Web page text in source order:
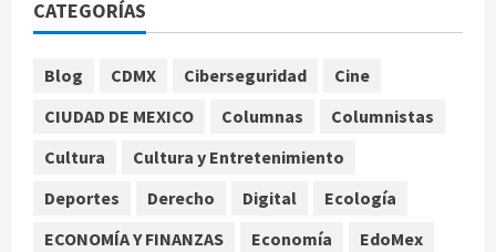
Detienen a ‘El Pony’ con fusil M4,
drogas y arsenal en carretera de
agosto 9, 2026
CATEGORÍAS
Blog CDMX Ciberseguridad
Cine
CIUDAD DE MEXICO
Columnas
Columnistas
Cultura
Cultura y Entretenimiento
Deportes
Derecho Digital
Ecología
ECONOMÍA Y FINANZAS
Economía
EdoMex